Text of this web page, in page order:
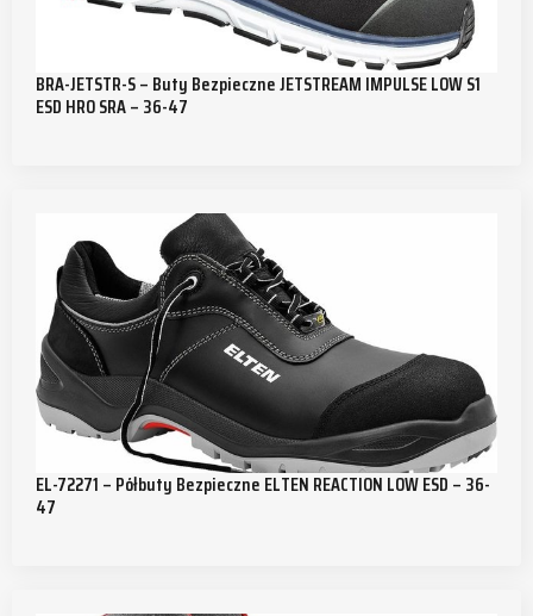
BRA-JETSTR-S – Buty Bezpieczne JETSTREAM IMPULSE LOW S1
ESD HRO SRA – 36-47
EL-72271 – Półbuty Bezpieczne ELTEN REACTION LOW ESD – 36-
47